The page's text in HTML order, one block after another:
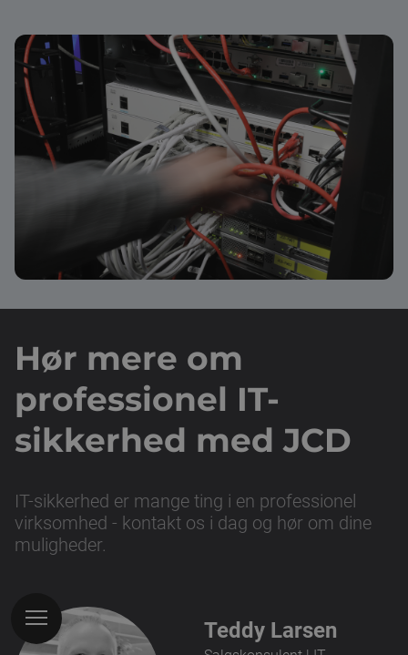
Hør mere om
professionel IT-
sikkerhed med JCD
IT-sikkerhed er mange ting i en professionel
virksomhed - kontakt os i dag og hør om dine
muligheder.
Teddy Larsen